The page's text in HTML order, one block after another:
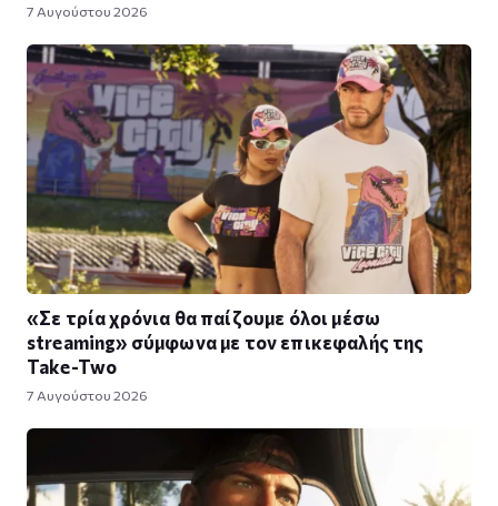
7 Αυγούστου 2026
«Σε τρία χρόνια θα παίζουμε όλοι μέσω
streaming» σύμφωνα με τον επικεφαλής της
Take-Two
7 Αυγούστου 2026